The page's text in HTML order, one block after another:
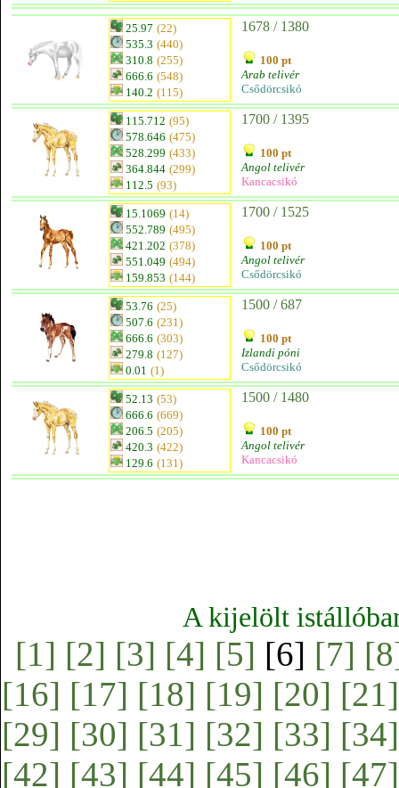
25.97 (22)
535.3 (440)
310.8 (255)
666.6 (548)
140.2 (115)
1678 / 1380
100 pt
Arab telivér
Csődörcsikó
115.712 (95)
578.646 (475)
528.299 (433)
364.844 (299)
112.5 (93)
1700 / 1395
100 pt
Angol telivér
Kancacsikó
15.1069 (14)
552.789 (495)
421.202 (378)
551.049 (494)
159.853 (144)
1700 / 1525
100 pt
Angol telivér
Csődörcsikó
53.76 (25)
507.6 (231)
666.6 (303)
279.8 (127)
0.01 (1)
1500 / 687
100 pt
Izlandi póni
Csődörcsikó
52.13 (53)
666.6 (669)
206.5 (205)
420.3 (422)
129.6 (131)
1500 / 1480
100 pt
Angol telivér
Kancacsikó
A kijelölt
[1] [2] [3] [4] [5] [6] [7]
[16] [17] [18] [19] [20] [21]
[29] [30] [31] [32] [33] [34]
[42] [43] [44] [45] [46] [47]